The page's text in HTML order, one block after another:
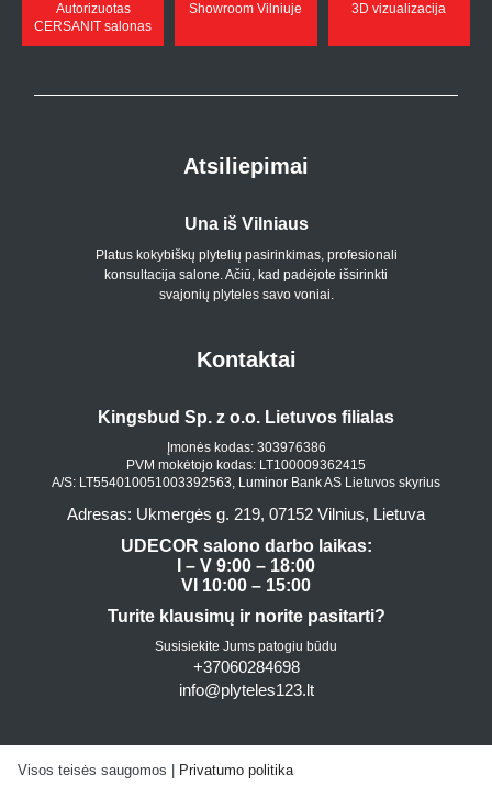
Autorizuotas
CERSANIT salonas
Showroom Vilniuje 3D vizualizacija
Atsiliepimai
Una iš Vilniaus
Platus kokybiškų plytelių pasirinkimas, profesionali
konsultacija salone. Ačiū, kad padėjote išsirinkti
svajonių plyteles savo voniai.
Kontaktai
Kingsbud Sp. z o.o. Lietuvos filialas
Įmonės kodas: 303976386
PVM mokėtojo kodas: LT100009362415
A/S: LT554010051003392563, Luminor Bank AS Lietuvos skyrius
Adresas: Ukmergės g. 219, 07152 Vilnius, Lietuva
UDECOR salono darbo laikas:
I – V 9:00 – 18:00
VI 10:00 – 15:00
Turite klausimų ir norite pasitarti?
Susisiekite Jums patogiu būdu
+37060284698
info@plyteles123.lt
Visos teisės saugomos | Privatumo politika